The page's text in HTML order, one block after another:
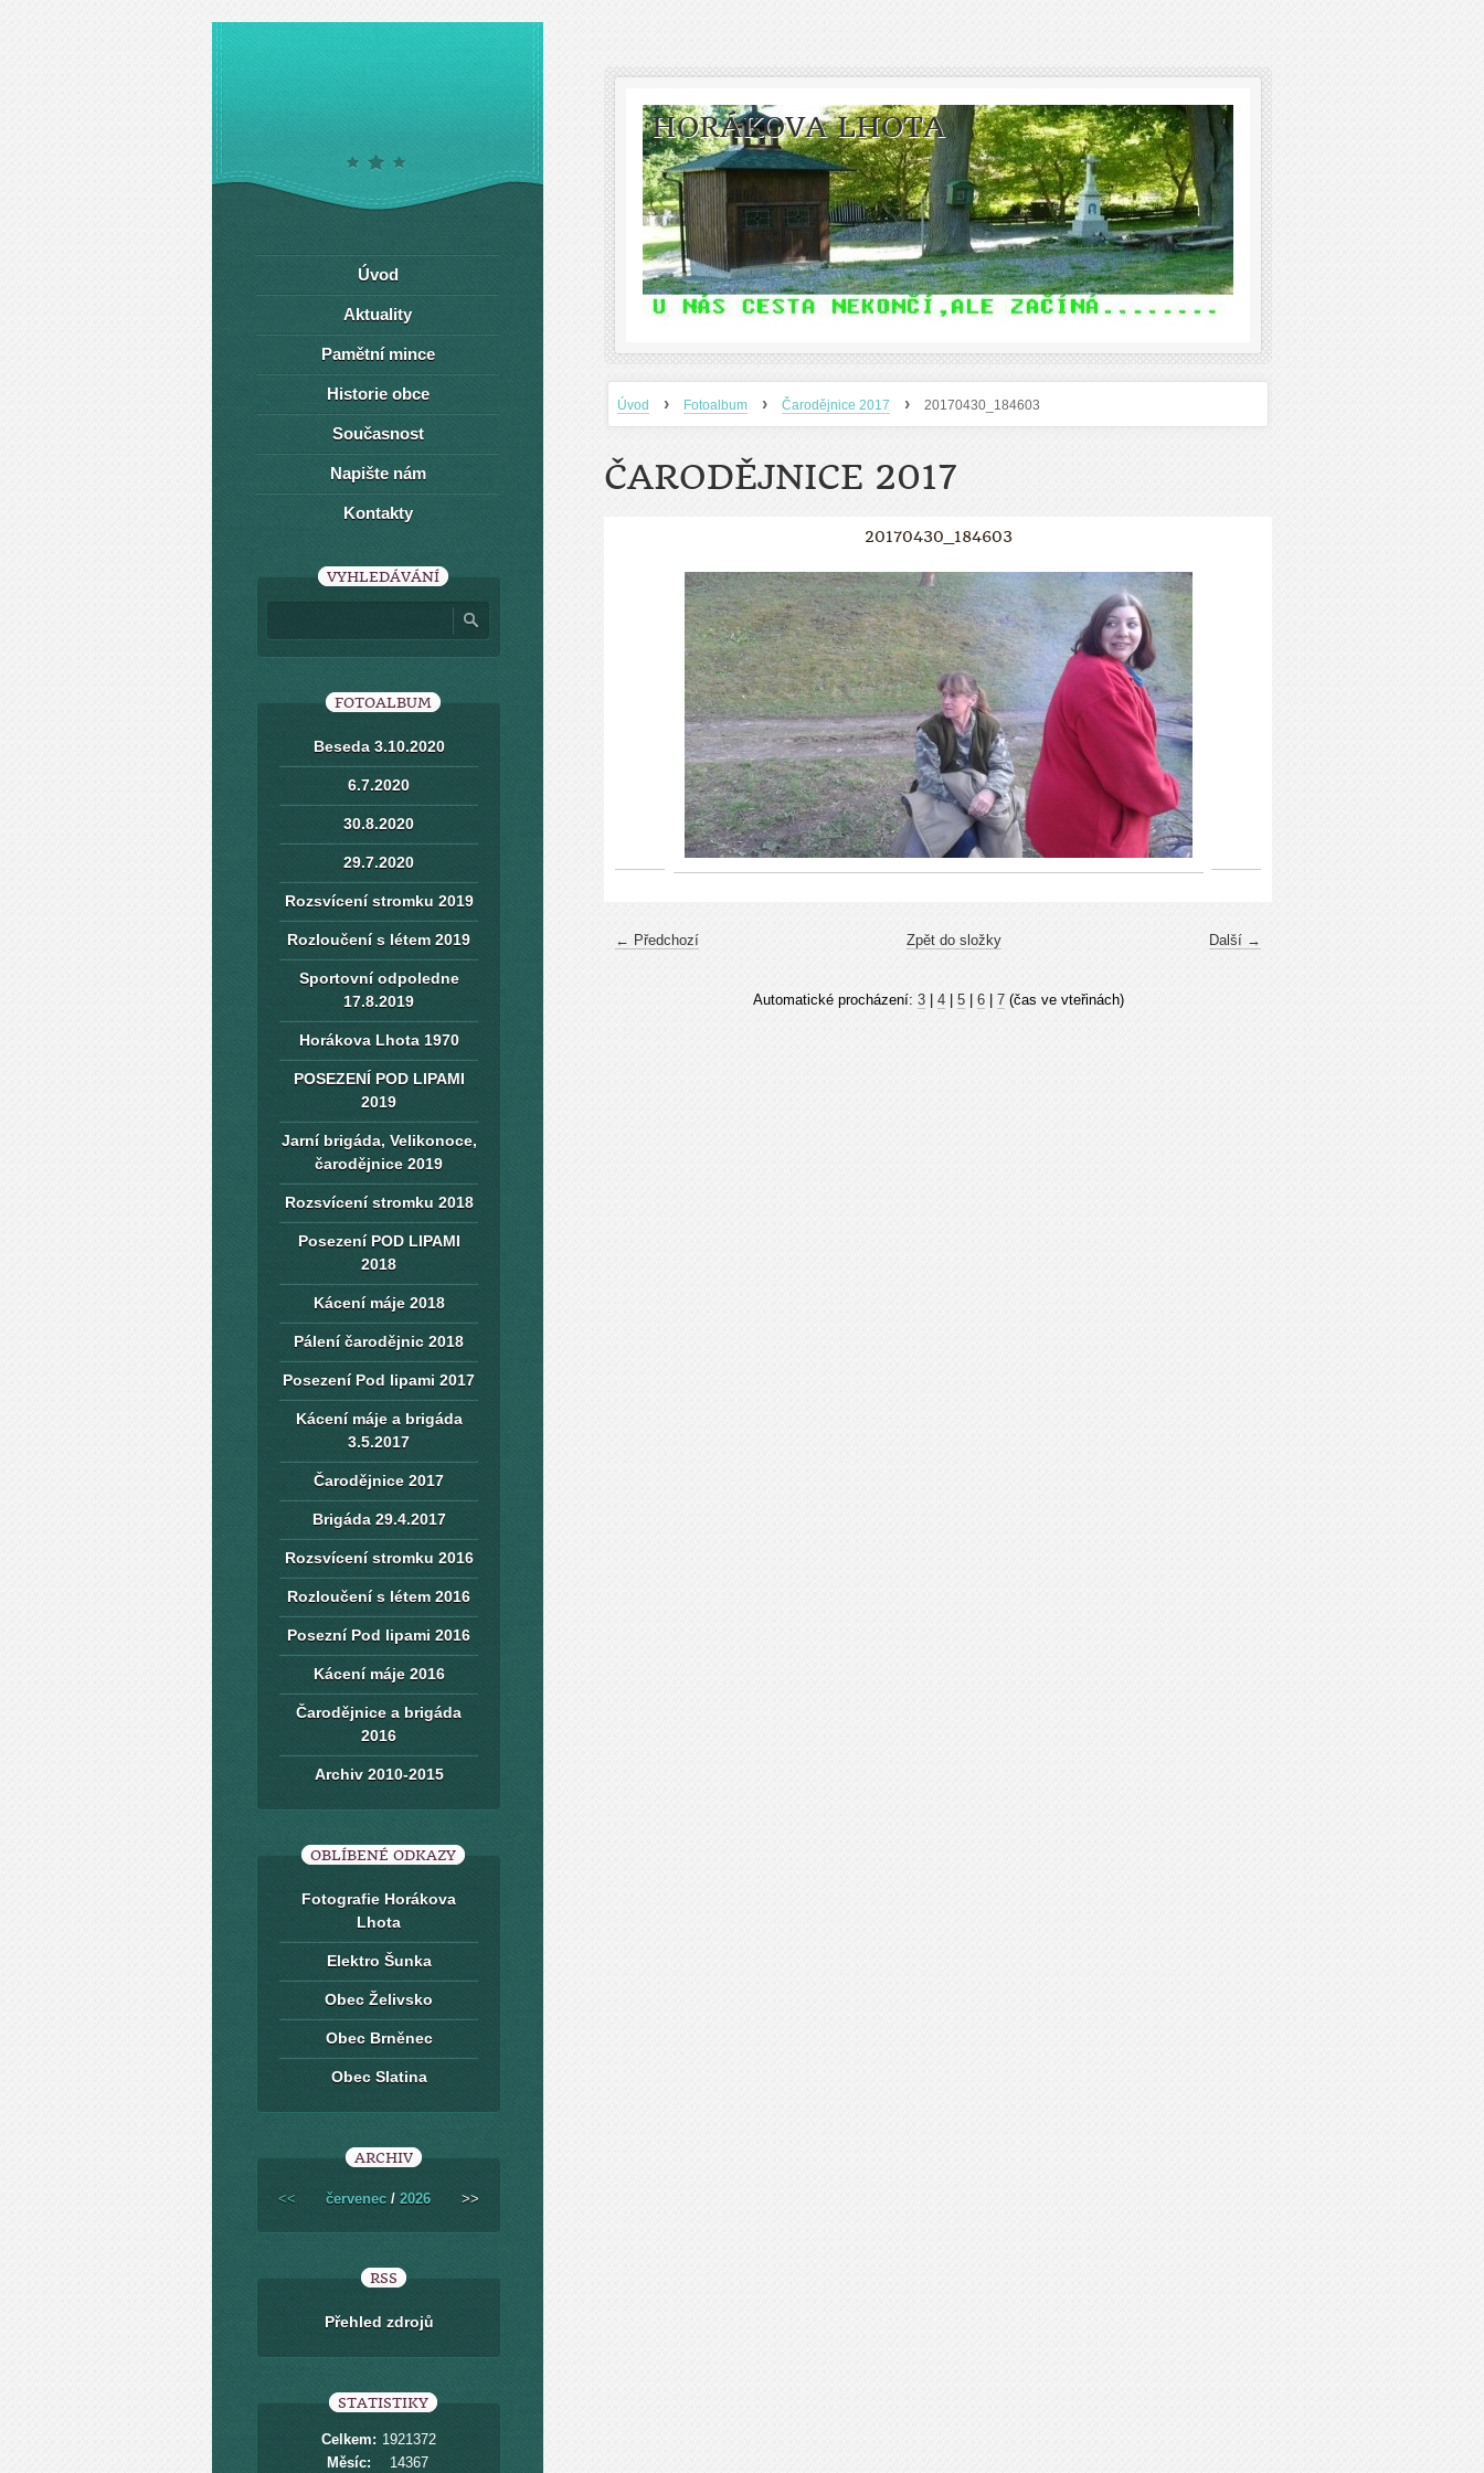
HORÁKOVA LHOTA
Úvod › Fotoalbum › Čarodějnice 2017 › 20170430_184603
ČARODĚJNICE 2017
20170430_184603
← Předchozí Další →
Zpět do složky
Automatické procházení: 3| 4| 5| 6| 7(čas ve vteřinách)
Úvod
Aktuality
Pamětní mince
Historie obce
Současnost
Napište nám
Kontakty
VYHLEDÁVÁNÍ
FOTOALBUM
Beseda 3.10.2020
6.7.2020
30.8.2020
29.7.2020
Rozsvícení stromku 2019
Rozloučení s létem 2019
Sportovní odpoledne
17.8.2019
Horákova Lhota 1970
POSEZENÍ POD LIPAMI
2019
Jarní brigáda, Velikonoce,
čarodějnice 2019
Rozsvícení stromku 2018
Posezení POD LIPAMI
2018
Kácení máje 2018
Pálení čarodějnic 2018
Posezení Pod lipami 2017
Kácení máje a brigáda
3.5.2017
Čarodějnice 2017
Brigáda 29.4.2017
Rozsvícení stromku 2016
Rozloučení s létem 2016
Posezní Pod lipami 2016
Kácení máje 2016
Čarodějnice a brigáda
2016
Archiv 2010-2015
OBLÍBENÉ ODKAZY
Fotografie Horákova
Lhota
Elektro Šunka
Obec Želivsko
Obec Brněnec
Obec Slatina
ARCHIV
<< červenec / 2026 >>
RSS
Přehled zdrojů
STATISTIKY
Celkem: 1921372
Měsíc:
14367